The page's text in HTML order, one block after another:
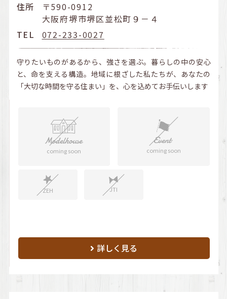
住所
〒590-0912
大阪府堺市堺区並松町９－４
TEL
072-233-0027
守りたいものがあるから、強さを選ぶ。暮らしの中の安心
と、命を支える構造。地域に根ざした私たちが、あなたの
「大切な時間を守る住まい」を、心を込めてお手伝いします
coming soon coming soon
ZEH JTI
詳しく見る